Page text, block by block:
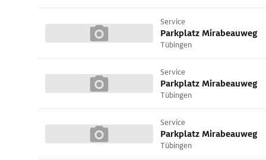
Service
Parkplatz Mirabeauweg
Tübingen
Service
Parkplatz Mirabeauweg
Tübingen
Service
Parkplatz Mirabeauweg
Tübingen